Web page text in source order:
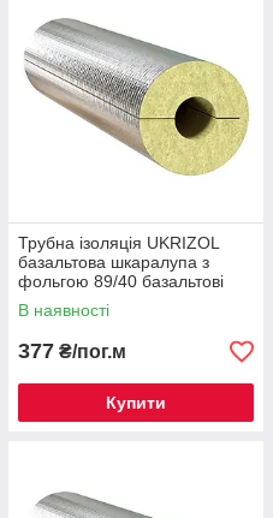
Трубна ізоляція UKRIZOL
базальтова шкаралупа з
фольгою 89/40 базальтові
циліндри
В наявності
377 ₴/пог.м
Купити